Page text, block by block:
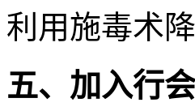
利用施毒术
五、加入行